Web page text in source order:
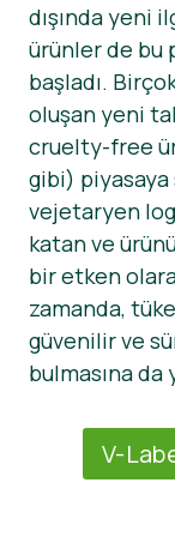
dışında yeni
ürünler de bu
başladı.
oluşan yeni
cruelty-free
gibi) piyasaya
vejetaryen
katan ve
bir etken
zamanda,
güvenilir ve
bulmasına da
V-